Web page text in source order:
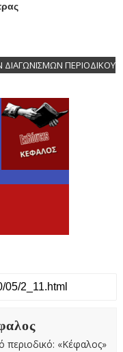
ΠΕΡΙΟΔΙΚΟΥ
περιοδικό: «Κέφαλος»